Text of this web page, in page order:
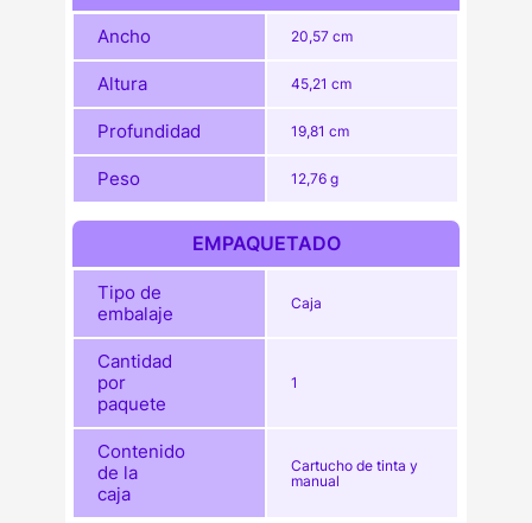
Ancho 20,57 cm
Altura 45,21 cm
Profundidad 19,81 cm
Peso 12,76 g
EMPAQUETADO
Tipo de
embalaje
Caja
Cantidad
por
paquete
1
Contenido
de la
caja
Cartucho de tinta y
manual